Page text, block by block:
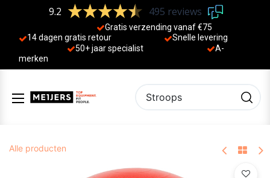
9.2 495 reviews
Gratis verzending vanaf €75
14 dagen gratis retour
Sne lle levering
50+ jaar specialist
A-
merken
Alle producten